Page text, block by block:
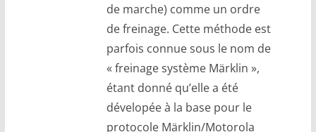
de marche) comme un ordre
de freinage. Cette méthode est
parfois connue sous le nom de
« freinage système Märklin »,
étant donné qu’elle a été
dévelopée à la base pour le
protocole Märklin/Motorola